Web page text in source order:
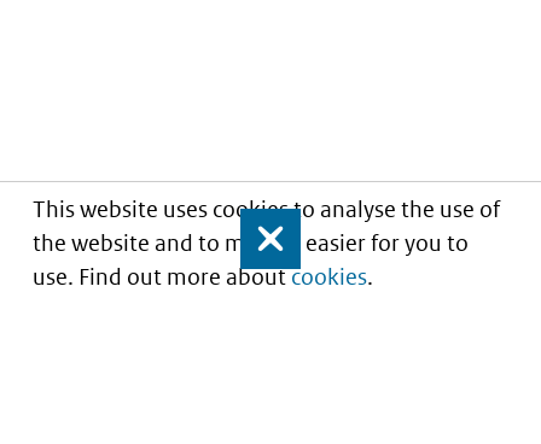
This website uses cookies to analyse the use of
the website and to make it easier for you to
use. Find out more aboutcookies.
Close